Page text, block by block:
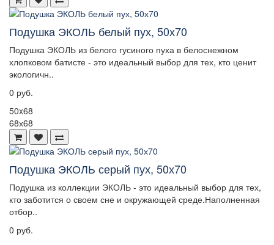
Подушка ЭКОЛЬ белый пух, 50х70
Подушка ЭКОЛЬ из белого гусиного пуха в белоснежном
хлопковом батисте - это идеальный выбор для тех, кто ценит
экологичн..
0 руб.
50x68
68х68
Подушка ЭКОЛЬ серый пух, 50х70
Подушка из коллекции ЭКОЛЬ - это идеальный выбор для тех,
кто заботится о своем сне и окружающей среде.Наполненная
отбор..
0 руб.